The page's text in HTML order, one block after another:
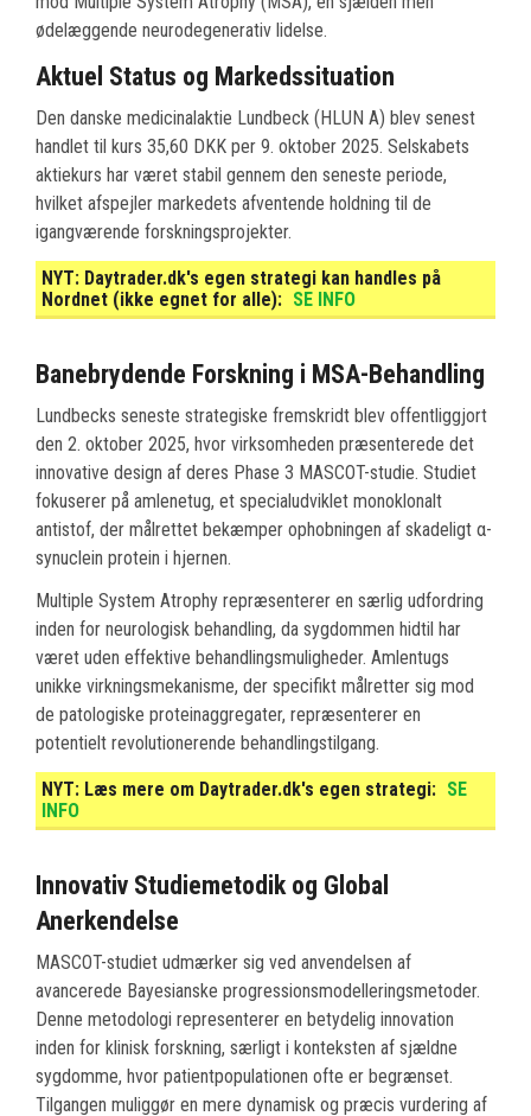
ødelæggende neurodegenerativ lidelse.
Aktuel Status og Markedssituation
Den danske medicinalaktie Lundbeck (HLUN A) blev senest
handlet til kurs 35,60 DKK per 9. oktober 2025. Selskabets
aktiekurs har været stabil gennem den seneste periode,
hvilket afspejler markedets afventende holdning til de
igangværende forskningsprojekter.
NYT: Daytrader.dk's egen strategi kan handles på
Nordnet (ikke egnet for alle): SE INFO
Banebrydende Forskning i MSA-Behandling
Lundbecks seneste strategiske fremskridt blev offentliggjort
den 2. oktober 2025, hvor virksomheden præsenterede det
innovative design af deres Phase 3 MASCOT-studie. Studiet
fokuserer på amlenetug, et specialudviklet monoklonalt
antistof, der målrettet bekæmper ophobningen af skadeligt α-
synuclein protein i hjernen.
Multiple System Atrophy repræsenterer en særlig udfordring
inden for neurologisk behandling, da sygdommen hidtil har
været uden effektive behandlingsmuligheder. Amlentugs
unikke virkningsmekanisme, der specifikt målretter sig mod
de patologiske proteinaggregater, repræsenterer en
potentielt revolutionerende behandlingstilgang.
NYT: Læs mere om Daytrader.dk's egen strategi: SE
INFO
Innovativ Studiemetodik og Global
Anerkendelse
MASCOT-studiet udmærker sig ved anvendelsen af
avancerede Bayesianske progressionsmodelleringsmetoder.
Denne metodologi representerer en betydelig innovation
inden for klinisk forskning, særligt i konteksten af sjældne
sygdomme, hvor patientpopulationen ofte er begrænset.
Tilgangen muliggør en mere dynamisk og præcis vurdering af